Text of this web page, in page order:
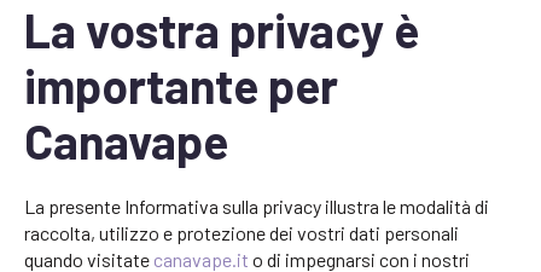
La vostra privacy è
importante per
Canavape
La presente Informativa sulla privacy illustra le modalità di
raccolta, utilizzo e protezione dei vostri dati personali
quando visitate canavape.it o di impegnarsi con i nostri